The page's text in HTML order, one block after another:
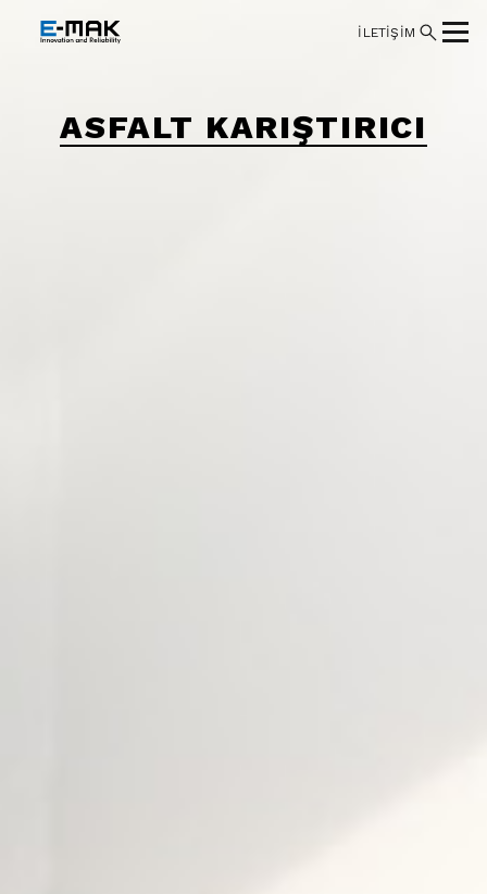
İLETİŞİM
ASFALT KARIŞTIRICI